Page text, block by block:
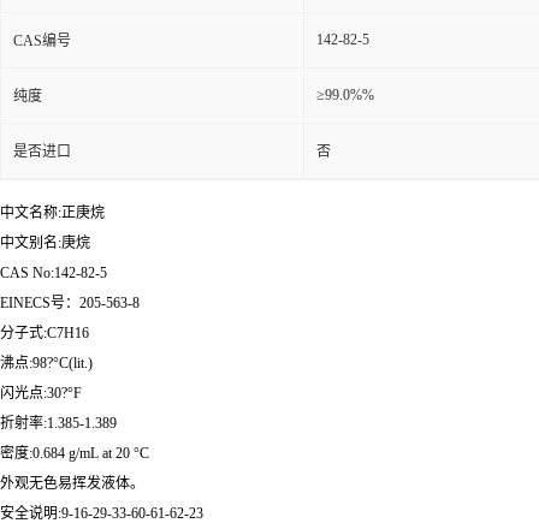
CAS编号 142-82-5
纯度 ≥99.0%%
是否进口 否
中文名称:正庚烷
中文别名:庚烷
CAS No:142-82-5
EINECS号：205-563-8
分子式:C7H16
沸点:98?°C(lit.)
闪光点:30?°F
折射率:1.385-1.389
密度:0.684 g/mL at 20 °C
外观无色易挥发液体。
安全说明:9-16-29-33-60-61-62-23